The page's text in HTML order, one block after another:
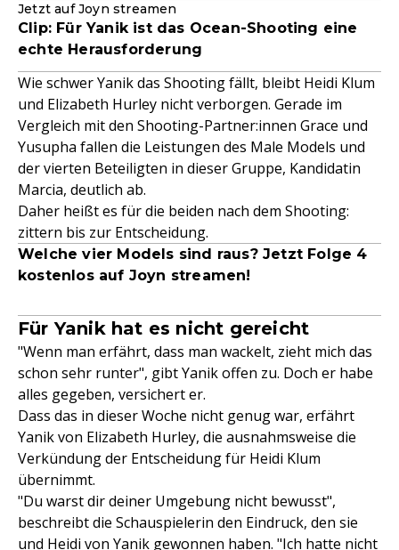
Jetzt auf Joyn streamen
Clip: Für Yanik ist das Ocean-Shooting eine
echte Herausforderung
Wie schwer Yanik das Shooting fällt, bleibt Heidi Klum
und Elizabeth Hurley nicht verborgen. Gerade im
Vergleich mit den Shooting-Partner:innen Grace und
Yusupha fallen die Leistungen des Male Models und
der vierten Beteiligten in dieser Gruppe, Kandidatin
Marcia, deutlich ab.
Daher heißt es für die beiden nach dem Shooting:
zittern bis zur Entscheidung.
Welche vier Models sind raus? Jetzt Folge 4
kostenlos auf Joyn streamen!
Für Yanik hat es nicht gereicht
"Wenn man erfährt, dass man wackelt, zieht mich das
schon sehr runter", gibt Yanik offen zu. Doch er habe
alles gegeben, versichert er.
Dass das in dieser Woche nicht genug war, erfährt
Yanik von Elizabeth Hurley, die ausnahmsweise die
Verkündung der Entscheidung für Heidi Klum
übernimmt.
"Du warst dir deiner Umgebung nicht bewusst",
beschreibt die Schauspielerin den Eindruck, den sie
und Heidi von Yanik gewonnen haben. "Ich hatte nicht